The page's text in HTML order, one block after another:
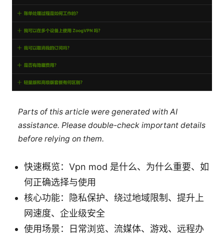
Parts of this article were generated with AI
assistance. Please double-check important details
before relying on them.
快速概览：Vpn mod 是什么、为什么重要、如
何正确选择与使用
核心功能：隐私保护、绕过地域限制、提升上
网速度、企业级安全
使用场景：日常浏览、流媒体、游戏、远程办